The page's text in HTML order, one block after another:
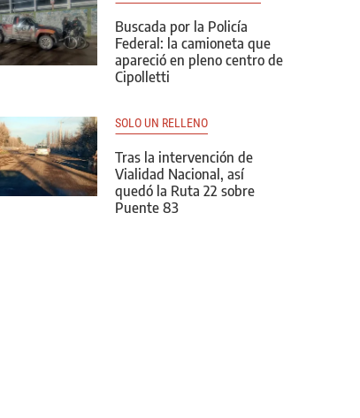
Buscada por la Policía
Federal: la camioneta que
apareció en pleno centro de
Cipolletti
SOLO UN RELLENO
Tras la intervención de
Vialidad Nacional, así
quedó la Ruta 22 sobre
Puente 83